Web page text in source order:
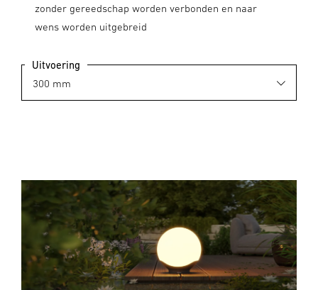
zonder gereedschap worden verbonden en naar
wens worden uitgebreid
Uitvoering